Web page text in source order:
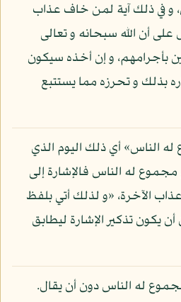
و في ذلك آية لمن خاف عذاب
على أن الله سبحانه و تعالى
بأجرامهم، و إن أخذه سيكون
بذلك و تحرزه مما يستتبع
الناس» أي ذلك اليوم الذي
له الناس فالإشارة إلى
الآخرة، «و لذلك أتي بلفظ
يكون تذكير الإشارة ليطابق
له الناس دون أن يقال.